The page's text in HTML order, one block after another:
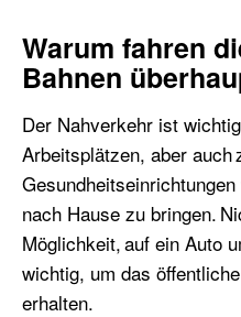
Warum fahren
Bahnen
Der Nahverkehr ist
Arbeitsplätzen, aber auch
nach Hause zu bringen.
Möglichkeit, auf ein Auto
wichtig, um das
erhalten.